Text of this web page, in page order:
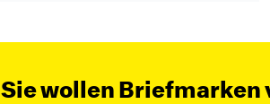
Sie wollen Briefmarken